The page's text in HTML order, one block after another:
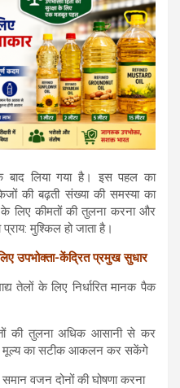
बाद लिया गया है। इस पहल का
की बढ़ती संख्या की समस्या का
लिए कीमतों की तुलना करना और
मुश्किल हो जाता है।
उपभोक्ता-केंद्रित प्रमुख सुधार
तेलों के लिए निर्धारित मानक पैक
की तुलना अधिक आसानी से कर
का सटीक आकलन कर सकेंगे
समान वजन दोनों की घोषणा करना